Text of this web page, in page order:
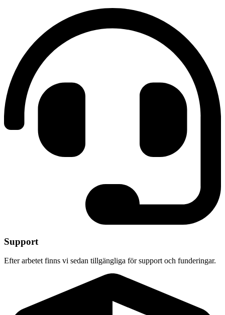
Support
Efter arbetet finns vi sedan tillgängliga för support och funderingar.